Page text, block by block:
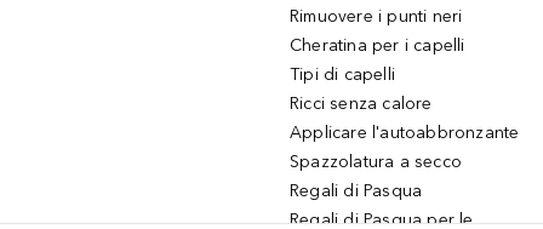
Rimuovere i punti neri
Cheratina per i capelli
Tipi di capelli
Ricci senza calore
Applicare l'autoabbronzante
Spazzolatura a secco
Regali di Pasqua
Regali di Pasqua per le